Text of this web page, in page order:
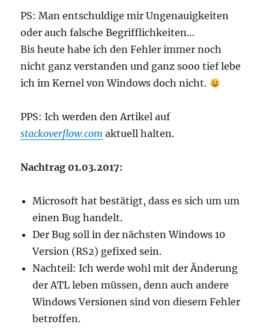
PS: Man entschuldige mir Ungenauigkeiten
oder auch falsche Begrifflichkeiten…
Bis heute habe ich den Fehler immer noch
nicht ganz verstanden und ganz sooo tief lebe
ich im Kernel von Windows doch nicht.
PPS: Ich werden den Artikel auf
stackoverflow.com aktuell halten.
Nachtrag 01.03.2017:
Microsoft hat bestätigt, dass es sich um um
einen Bug handelt.
Der Bug soll in der nächsten Windows 10
Version (RS2) gefixed sein.
Nachteil: Ich werde wohl mit der Änderung
der ATL leben müssen, denn auch andere
Windows Versionen sind von diesem Fehler
betroffen.